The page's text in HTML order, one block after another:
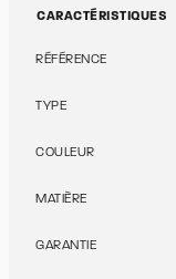
CARACTÉRISTIQUES
RÉFÉRENCE
TYPE
COULEUR
MATIÈRE
GARANTIE